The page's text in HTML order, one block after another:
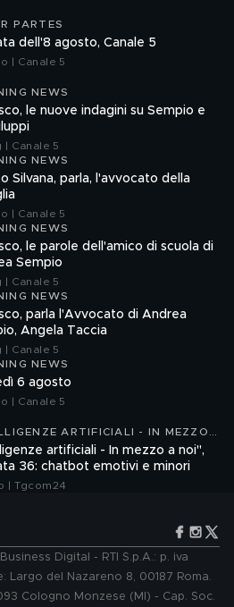
PARTES
dell'8 agosto, Canale 5
| Canale 5
NEWS
le nuove indagini su Sempio e
| Canale 5
NEWS
Silvana, parla, l'avvocato della
| Canale 5
NEWS
le parole dell'amico di scuola di
Sempio
| Canale 5
NEWS
parla l'Avvocato di Andrea
Angela Taccia
| Canale 5
NEWS
6 agosto
| Canale 5
ARTIFICIALI - IN MEZZO
artificiali - In mezzo a noi",
36: chatbot emotivi e minori
| Tgcom24
Digital - RTI S.p.A.: p. iva
Largo del Nazareno 8, 00187 Roma.
Cologno Monzese (MI) - Cap. Soc.